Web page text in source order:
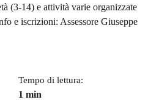
(3-14) e attività varie organizzate
e iscrizioni: Assessore Giuseppe
Tempo di lettura:
1 min